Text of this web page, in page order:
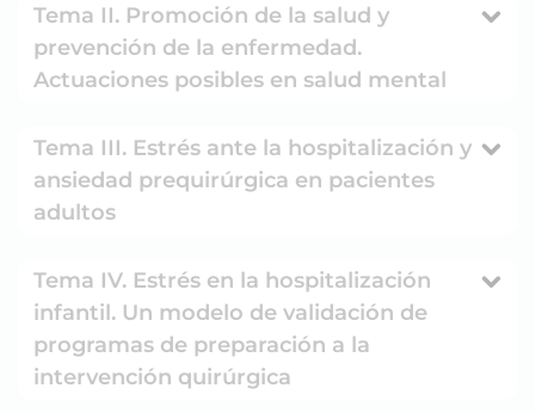
Tema II. Promoción de la salud y
prevención de la enfermedad.
Actuaciones posibles en salud mental
Tema III. Estrés ante la hospitalización y
ansiedad prequirúrgica en pacientes
adultos
Tema IV. Estrés en la hospitalización
infantil. Un modelo de validación de
programas de preparación a la
intervención quirúrgica